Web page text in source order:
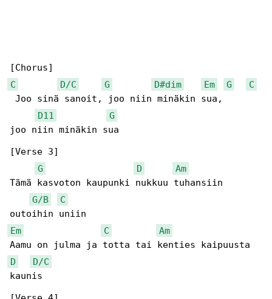
C
D/C G D#dim Em G
C
Joo sinä sanoit, joo niin minäkin sua,
D11
G
joo niin minäkin sua
[Verse 3]
G
D
Am
Tämä kasvoton kaupunki nukkuu tuhansiin
G/B
C
Em
C
Am
D
D/C
kaunis